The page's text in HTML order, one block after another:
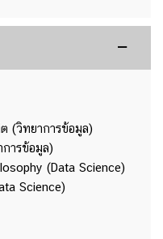
(วิทยาการข้อมูล)
ารข้อมูล)
(Data Science)
Science)